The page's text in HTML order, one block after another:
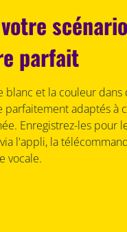
parfait
blanc et la couleur dans
parfaitement adaptés à
Enregistrez-les pour
l'appli, la
vocale.